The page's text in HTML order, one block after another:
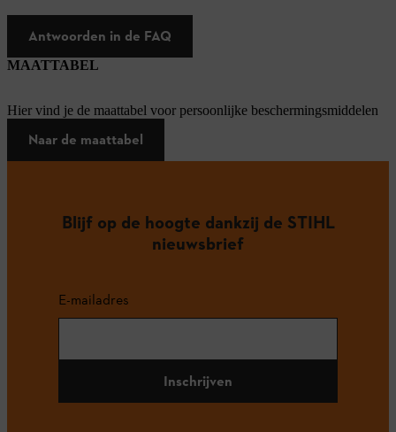
Antwoorden in de FAQ
MAATTABEL
Hier vind je de maattabel voor persoonlijke beschermingsmiddelen
Naar de maattabel
Blijf op de hoogte dankzij de STIHL
nieuwsbrief
E-mailadres
Inschrijven